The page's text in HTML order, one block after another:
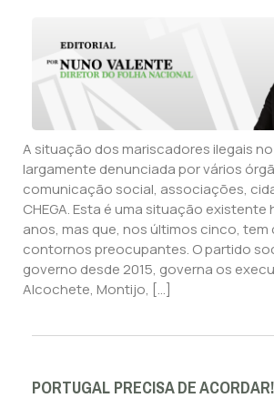
A situação dos mariscadores ilegais
largamente denunciada por vários
comunicação social, associações,
CHEGA. Esta é uma situação existente
anos, mas que, nos últimos cinco,
contornos preocupantes. O partido
governo desde 2015, governa os
Alcochete, Montijo, […]
PORTUGAL PRECISA DE ACORDAR!